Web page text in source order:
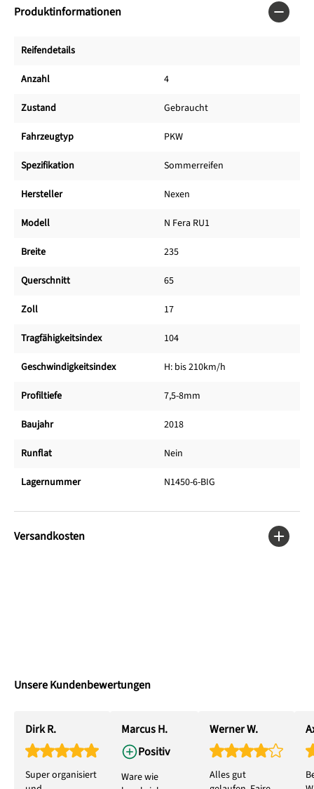
Produktinformationen
Reifendetails
Anzahl 4
Zustand Gebraucht
Fahrzeugtyp PKW
Spezifikation Sommerreifen
Hersteller Nexen
Modell N Fera RU1
Breite 235
Querschnitt 65
Zoll 17
Tragfähigkeitsindex 104
Geschwindigkeitsindex H: bis 210km/h
Profiltiefe 7,5-8mm
Baujahr 2018
Runflat Nein
Lagernummer N1450-6-BIG
Versandkosten
Unsere Kundenbewertungen
Dirk R.
Super organisiert
Marcus H.
Positiv
Ware wie
Werner W.
Alles gut